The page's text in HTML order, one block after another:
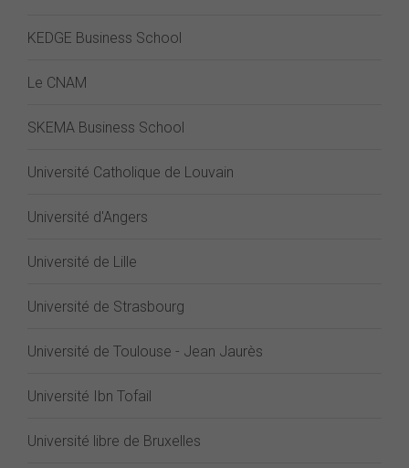
KEDGE Business School
Le CNAM
SKEMA Business School
Université Catholique de Louvain
Université d'Angers
Université de Lille
Université de Strasbourg
Université de Toulouse - Jean Jaurès
Université Ibn Tofail
Université libre de Bruxelles